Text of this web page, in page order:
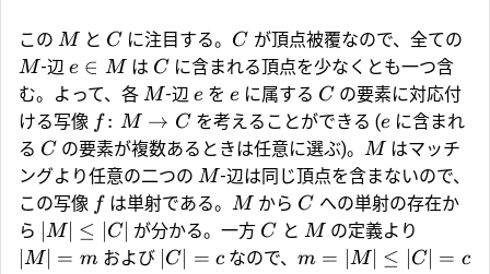
この M と C に注目する。 C が頂点被覆なので、全ての
M-辺e ∈ Mは C に含まれる頂点を少なくとも一つ含
む。よって、各 M-辺e をe に属する C の要素に対応付
ける写像 f : M → Cを考えることができる (e に含まれ
る C の要素が複数あるときは任意に選ぶ)。M はマッチ
ングより任意の二つの M-辺は同じ頂点を含まないので、
この写像 f は単射である。M から C への単射の存在か
ら
M ≤ C が分かる。一方 C と Mの定義より
M = mおよび C = cなので、 m = M∣ ≤ C∣ = c